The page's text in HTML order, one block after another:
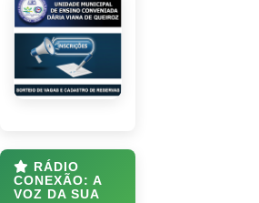
RÁDIO
CONEXÃO: A
VOZ DA SUA